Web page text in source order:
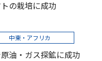
の栽培に成功
中東・アフリカ
油・ガス探鉱に成功